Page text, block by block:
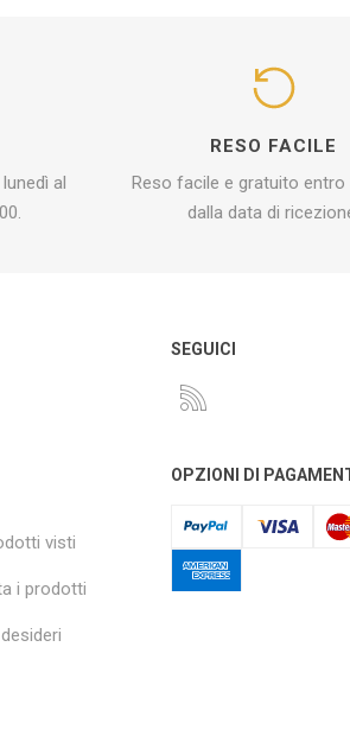
al
RESO FACILE
Reso facile e gratuito entro
dalla data di
visti
i prodotti
SEGUICI
OPZIONI DI